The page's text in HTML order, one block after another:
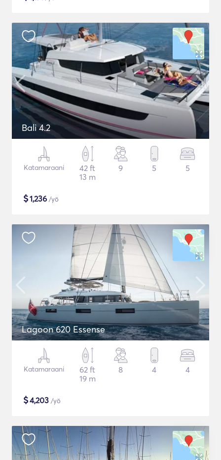
Bali 4.2
Katamaraani
42 ft
13 m
9 5 5
$1,236 /yö
Lagoon 620 Essense
Katamaraani
62 ft
19 m
8 4 4
$4,203 /yö